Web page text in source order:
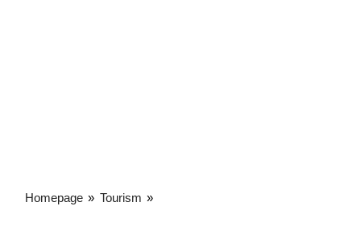
Homepage » Tourism »